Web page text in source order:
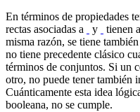
En términos de propiedades
rectas asociadas a
y
tienen
misma razón, se tiene
no tiene precedente clásico
términos de conjuntos. Si un
otro, no puede tener también
Cuánticamente esta idea
booleana, no se cumple.